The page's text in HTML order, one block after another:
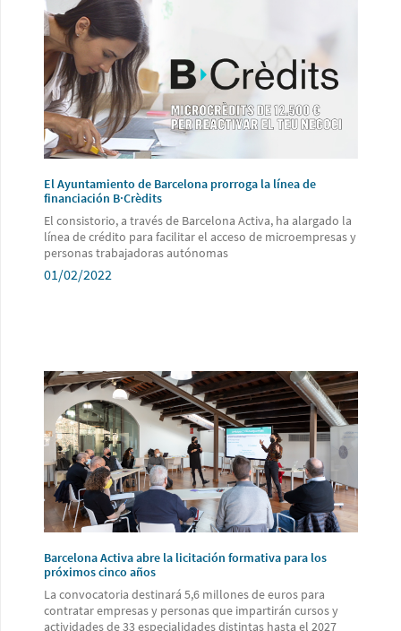
El Ayuntamiento de Barcelona prorroga la línea de
financiación B·Crèdits
El consistorio, a través de Barcelona Activa, ha alargado la
línea de crédito para facilitar el acceso de microempresas y
personas trabajadoras autónomas
01/02/2022
Barcelona Activa abre la licitación formativa para los
próximos cinco años
La convocatoria destinará 5,6 millones de euros para
contratar empresas y personas que impartirán cursos y
actividades de 33 especialidades distintas hasta el 2027